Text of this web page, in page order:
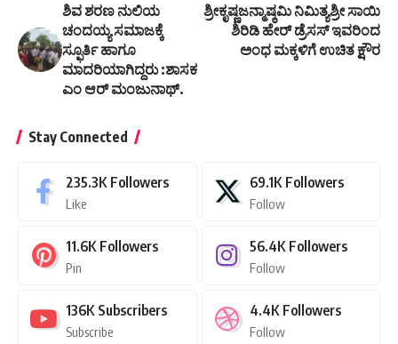
ಶಿವ ಶರಣ ನುಲಿಯ
ಚಂದಯ್ಯ ಸಮಾಜಕ್ಕೆ
ಸ್ಫೂರ್ತಿ ಹಾಗೂ
ಮಾದರಿಯಾಗಿದ್ದರು :ಶಾಸಕ
ಎಂ ಆರ್ ಮಂಜುನಾಥ್.
ಶ್ರೀಕೃಷ್ಣಜನ್ಮಾಷ್ಠಮಿ ನಿಮಿತ್ಯಶ್ರೀ ಸಾಯಿ
ಶಿರಿಡಿ ಹೇರ್ ಡ್ರೆಸಸ್ ಇವರಿಂದ
ಅಂಧ ಮಕ್ಕಳಿಗೆ ಉಚಿತ ಕ್ಷೌರ
Stay Connected
235.3K Followers
Like
69.1K Followers
Follow
11.6K Followers
Pin
56.4K Followers
Follow
136K Subscribers
Subscribe
4.4K Followers
Follow